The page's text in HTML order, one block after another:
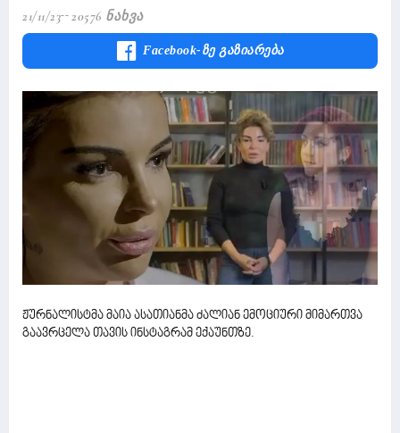
21/11/23 20576 Ნახვა
Facebook-Ზე Გაზიარება
ჟურნალისტმა მაია ასათიანმა ძალიან ემოციური მიმართვა
გაავრცელა თავის ინსტაგრამ ექაუნთზე.